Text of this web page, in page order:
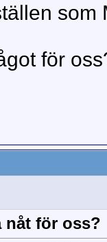
för
nåt för oss?